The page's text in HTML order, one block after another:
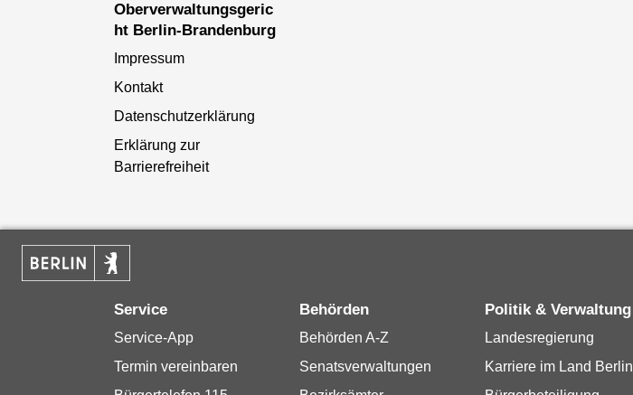
Oberverwaltungsgeric
ht Berlin-Brandenburg
Impressum
Kontakt
Datenschutzerklärung
Erklärung zur
Barrierefreiheit
Service
Service-App
Termin vereinbaren
Behörden
Behörden A-Z
Senatsverwaltungen
Politik & Verwaltung
Landesregierung
Karriere im Land Berlin